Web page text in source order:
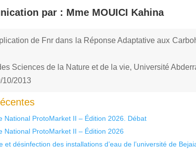
par : Mme MOUICI Kahina
de Fnr dans la Réponse Adaptative aux
Sciences de la Nature et de la vie, Université
10/2013
National ProtoMarket II – Édition 2026. Débat
National ProtoMarket II – Édition 2026
et désinfection des installations d’eau de l’université de